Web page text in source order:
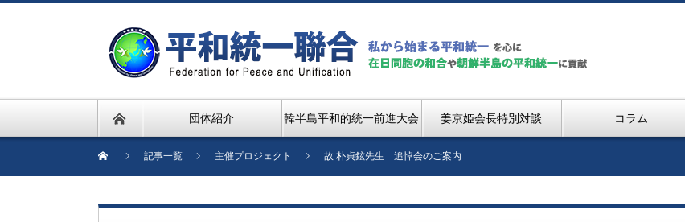
団体紹介 韓半島平和的統一前進大会 姜京姫会長特別対談 コラム
記事一覧 主催プロジェクト 故 朴貞鉉先生 追悼会のご案内